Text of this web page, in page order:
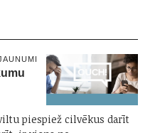
piespiež cilvēkus darīt